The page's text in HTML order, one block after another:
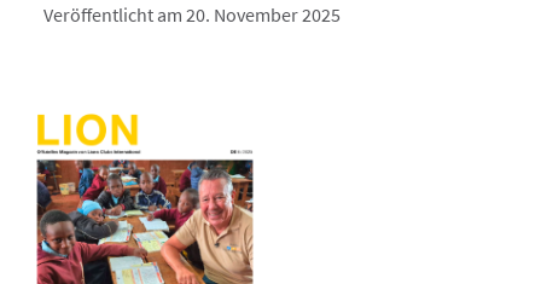
Veröffentlicht am 20. November 2025